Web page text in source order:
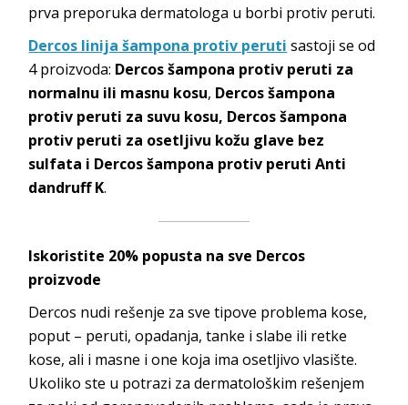
prva preporuka dermatologa u borbi protiv peruti.
Dercos linija šampona protiv peruti sastoji se od
4 proizvoda: Dercos šampona protiv peruti za
normalnu ili masnu kosu, Dercos šampona
protiv peruti za suvu kosu, Dercos šampona
protiv peruti za osetljivu kožu glave bez
sulfata i Dercos šampona protiv peruti Anti
dandruff K.
Iskoristite 20% popusta na sve Dercos
proizvode
Dercos nudi rešenje za sve tipove problema kose,
poput – peruti, opadanja, tanke i slabe ili retke
kose, ali i masne i one koja ima osetljivo vlasište.
Ukoliko ste u potrazi za dermatološkim rešenjem